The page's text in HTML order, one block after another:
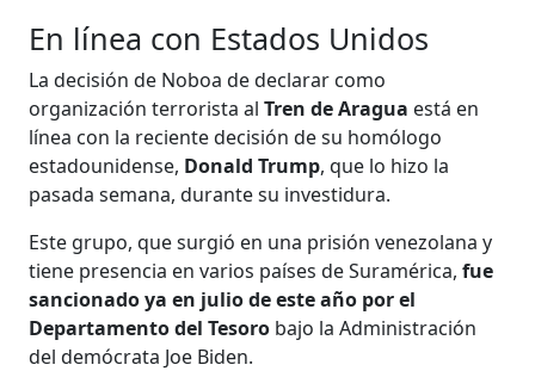
En línea con Estados Unidos
La decisión de Noboa de declarar como
organización terrorista alTren de Aragua está en
línea con la reciente decisión de su homólogo
estadounidense, Donald Trump, que lo hizo la
pasada semana, durante su investidura.
Este grupo, que surgió en una prisión venezolana y
tiene presencia en varios países de Suramérica,fue
sancionado ya en julio de este año por el
Departamento del Tesoro bajo la Administración
del demócrata Joe Biden.